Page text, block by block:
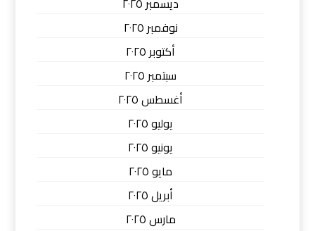
نوفمبر ٢٠٢٥
أكتوبر ٢٠٢٥
سبتمبر ٢٠٢٥
أغسطس ٢٠٢٥
يوليو ٢٠٢٥
يونيو ٢٠٢٥
مايو ٢٠٢٥
أبريل ٢٠٢٥
مارس ٢٠٢٥